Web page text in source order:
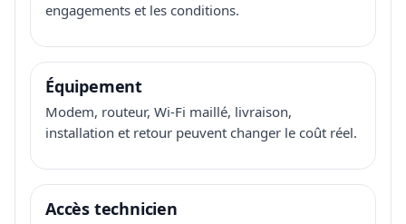
engagements et les conditions.
Équipement
Modem, routeur, Wi-Fi maillé, livraison,
installation et retour peuvent changer le coût réel.
Accès technicien